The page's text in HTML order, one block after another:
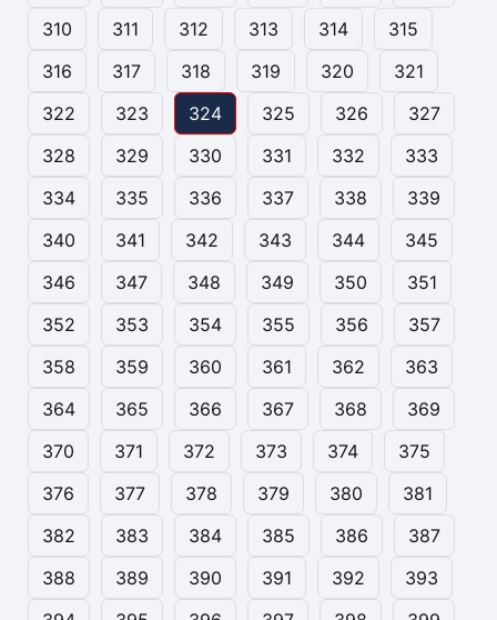
310
311 312 313 314
315
316
317 318 319 320
321
322
323 324 325 326
327
328
329 330 331 332
333
334
335 336 337 338
339
340
341 342 343 344
345
346
347 348 349 350
351
352
353 354 355 356
357
358
359 360 361 362
363
364
365 366 367 368
369
370
371 372 373 374
375
376
377 378 379 380
381
382
383 384 385 386
387
388
389 390 391 392
393